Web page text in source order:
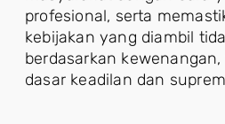
profesional, serta
kebijakan yang diambil
berdasarkan
dasar keadilan dan